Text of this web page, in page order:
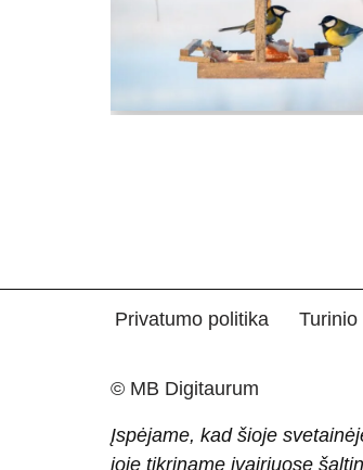
Privatumo politika Turinio
© MB Digitaurum
Įspėjame, kad šioje
joje tikriname įvairiuose